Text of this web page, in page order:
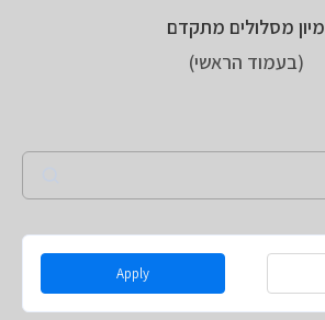
מיון מסלולים מתקדם
(בעמוד הראשי)
Apply